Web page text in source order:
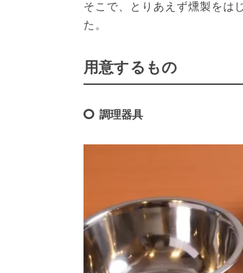
そこで、とりあえず燻製をは
た。
用意するもの
調理器具